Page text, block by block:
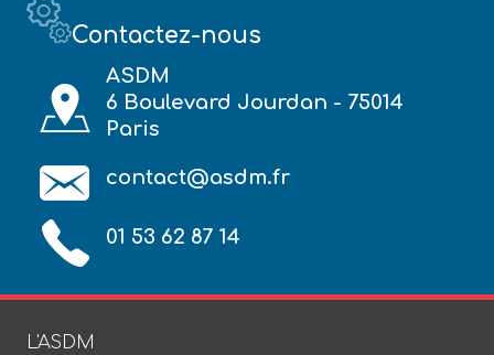
Contactez-nous
ASDM
6 Boulevard Jourdan - 75014
Paris
contact@asdm.fr
01 53 62 87 14
L'ASDM